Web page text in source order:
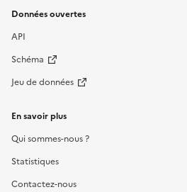
Données ouvertes
API
Schéma
Jeu de données
En savoir plus
Qui sommes-nous ?
Statistiques
Contactez-nous